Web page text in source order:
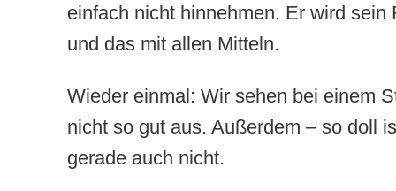
einfach nicht hinnehmen. Er wird sein
und das mit allen Mitteln.
Wieder einmal: Wir sehen bei einem
nicht so gut aus. Außerdem – so doll
gerade auch nicht.